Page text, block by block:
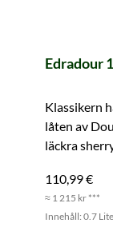
Edradour
Klassikern
låten av
läckra
110,99 €
≈ 1 215 kr ***
Innehåll: 0.7